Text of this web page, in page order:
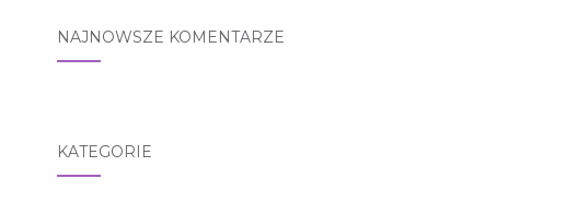
NAJNOWSZE KOMENTARZE
KATEGORIE